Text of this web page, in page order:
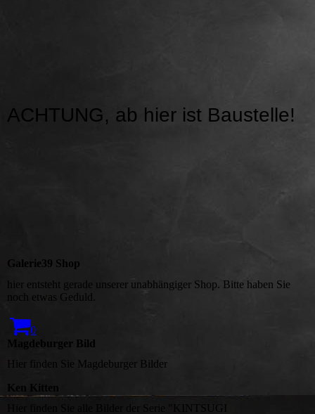
ACHTUNG, ab hier ist Baustelle!
Galerie39 Shop
hier entsteht gerade unserer unabhängiger Shop. Bitte haben Sie
noch etwas Geduld.
0
Magdeburger Bild
Hier finden Sie Magdeburger Bilder